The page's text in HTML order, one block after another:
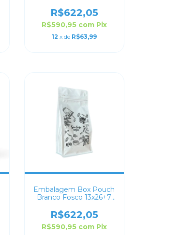
R$622,05
R$590,95 com Pix
12 x de R$63,99
Embalagem Box Pouch
Branco Fosco 13x26+7
R$622,05
R$590,95 com Pix